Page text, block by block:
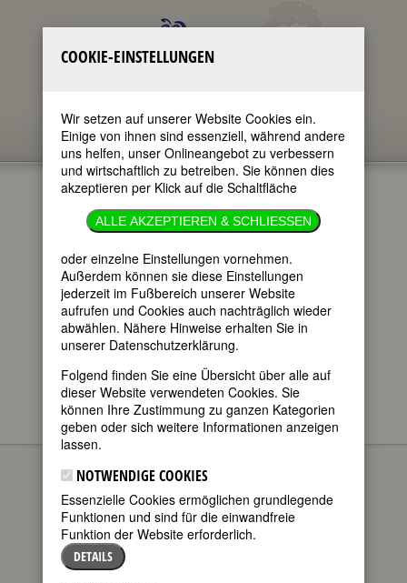
BAKED BEANS AND
GRÜNKOHL:
THE BOSTON-
HANNOVER CHANNEL
im ganzen Text
nur in Titeln
CAROLINE
Joey Horsley 20.06.2016
Kommentare
Poems
Dorian
Caroline
A poem for Caroline Rand Herron (1941
- 2016), by Dorian Brooks.
COOKIE-EINSTELLUNGEN
Wir setzen auf unserer Website Cookies ein.
Einige von ihnen sind essenziell, während andere
uns helfen, unser Onlineangebot zu verbessern
und wirtschaftlich zu betreiben. Sie können dies
akzeptieren per Klick auf die Schaltfläche
ALLE AKZEPTIEREN & SCHLIESSEN
oder einzelne Einstellungen vornehmen.
Außerdem können sie diese Einstellungen
jederzeit im Fußbereich unserer Website
aufrufen und Cookies auch nachträglich wieder
abwählen. Nähere Hinweise erhalten Sie in
unserer Datenschutzerklärung.
Folgend finden Sie eine Übersicht über alle auf
dieser Website verwendeten Cookies. Sie
können Ihre Zustimmung zu ganzen Kategorien
geben oder sich weitere Informationen anzeigen
lassen.
NOTWENDIGE COOKIES
Essenzielle Cookies ermöglichen grundlegende
Funktionen und sind für die einwandfreie
Funktion der Website erforderlich.
DETAILS